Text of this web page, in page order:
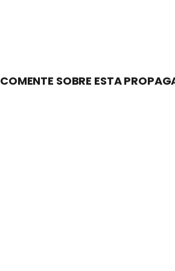
COMENTE SOBRE ESTA